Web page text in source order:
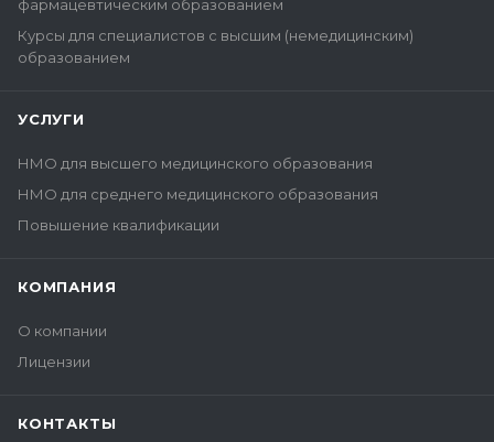
фармацевтическим образованием
Курсы для специалистов с высшим (немедицинским)
образованием
УСЛУГИ
НМО для высшего медицинского образования
НМО для среднего медицинского образования
Повышение квалификации
КОМПАНИЯ
О компании
Лицензии
КОНТАКТЫ